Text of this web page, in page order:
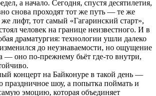
а начало. Сегодня, спустя десятилетия,
снова проходят тот же путь — те же
же лифт, тот самый «Гагаринский старт»,
человек на границе неизвестного. И в
драматургия: технологии ушли далеко
до неузнаваемости, но ощущение
— оно по-прежнему бьёт где-то внутри,
концерт на Байконуре в такой день —
праздничное шоу, а попытка поймать и
эмоцию, которая объединяет